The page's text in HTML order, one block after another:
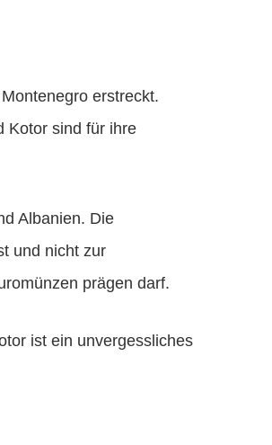
erstreckt.
Kotor sind für ihre
Albanien. Die
und nicht zur
prägen darf.
ist ein unvergessliches